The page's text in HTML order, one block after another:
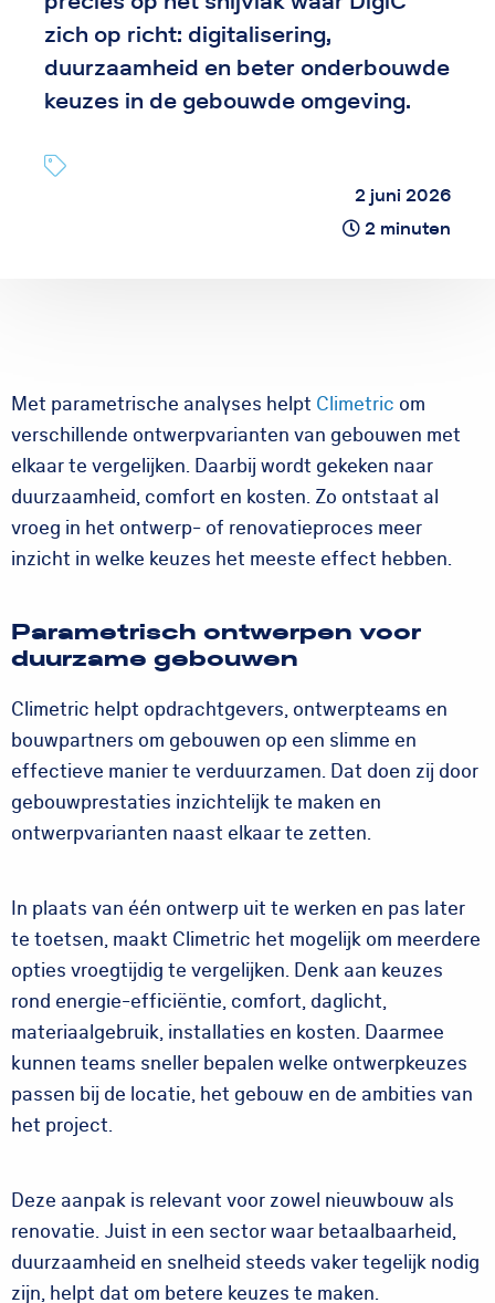
zich op richt: digitalisering,
duurzaamheid en beter onderbouwde
keuzes in de gebouwde omgeving.
2 juni 2026
2 minuten
Met parametrische analyses helpt Climetric om
verschillende ontwerpvarianten van gebouwen met
elkaar te vergelijken. Daarbij wordt gekeken naar
duurzaamheid, comfort en kosten. Zo ontstaat al
vroeg in het ontwerp- of renovatieproces meer
inzicht in welke keuzes het meeste effect hebben.
Parametrisch ontwerpen voor
duurzame gebouwen
Climetric helpt opdrachtgevers, ontwerpteams en
bouwpartners om gebouwen op een slimme en
effectieve manier te verduurzamen. Dat doen zij door
gebouwprestaties inzichtelijk te maken en
ontwerpvarianten naast elkaar te zetten.
In plaats van één ontwerp uit te werken en pas later
te toetsen, maakt Climetric het mogelijk om meerdere
opties vroegtijdig te vergelijken. Denk aan keuzes
rond energie-efficiëntie, comfort, daglicht,
materiaalgebruik, installaties en kosten. Daarmee
kunnen teams sneller bepalen welke ontwerpkeuzes
passen bij de locatie, het gebouw en de ambities van
het project.
Deze aanpak is relevant voor zowel nieuwbouw als
renovatie. Juist in een sector waar betaalbaarheid,
duurzaamheid en snelheid steeds vaker tegelijk nodig
zijn, helpt dat om betere keuzes te maken.